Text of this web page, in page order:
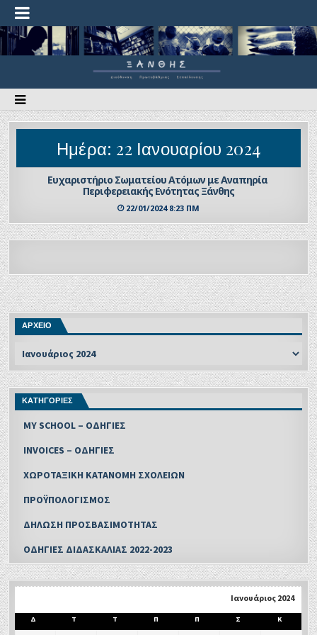
Ημέρα: 22 Ιανουαρίου 2024
Ευχαριστήριο Σωματείου Ατόμων με Αναπηρία
Περιφερειακής Ενότητας Ξάνθης
22/01/2024 8:23 ΠΜ
ΑΡΧΕΙΟ
ΚΑΤΗΓΟΡΙΕΣ
MY SCHOOL – ΟΔΗΓΙΕΣ
INVOICES – ΟΔΗΓΙΕΣ
ΧΩΡΟΤΑΞΙΚΗ ΚΑΤΑΝΟΜΗ ΣΧΟΛΕΙΩΝ
ΠΡΟΫΠΟΛΟΓΙΣΜΟΣ
ΔΗΛΩΣΗ ΠΡΟΣΒΑΣΙΜΟΤΗΤΑΣ
ΟΔΗΓΙΕΣ ΔΙΔΑΣΚΑΛΙΑΣ 2022-2023
Ιανουάριος 2024
Δ Τ Τ Π Π Σ Κ